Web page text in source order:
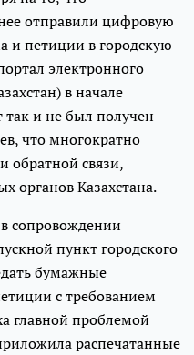
отправили цифровую
и петиции в городскую
электронного
в начале
и не был получен
что многократно
обратной связи,
органов Казахстана.
сопровождении
пункт городского
бумажные
с требованием
главной проблемой
распечатанные